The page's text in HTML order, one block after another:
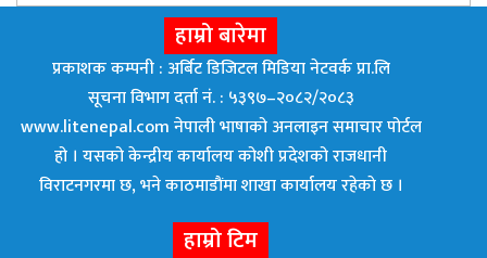
हाम्रो बारेमा
प्रकाशक कम्पनी : अर्बिट डिजिटल मिडिया नेटवर्क प्रा.लि
सूचना विभाग दर्ता नं. : ५३९७–२०८२/२०८३
www.litenepal.com नेपाली भाषाको अनलाइन समाचार पोर्टल
हो । यसको केन्द्रीय कार्यालय कोशी प्रदेशको राजधानी
विराटनगरमा छ, भने काठमाडाैंमा शाखा कार्यालय रहेकाे छ ।
हाम्रो टिम